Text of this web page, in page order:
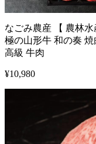
なごみ農産 【 農林
極の山形牛 和の奏
高級 牛肉
¥10,980